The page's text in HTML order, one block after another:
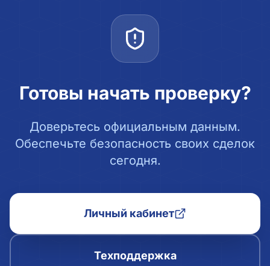
Готовы начать проверку?
Доверьтесь официальным данным.
Обеспечьте безопасность своих сделок
сегодня.
Личный кабинет
Техподдержка